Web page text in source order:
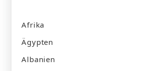
Afrika
Ägypten
Albanien